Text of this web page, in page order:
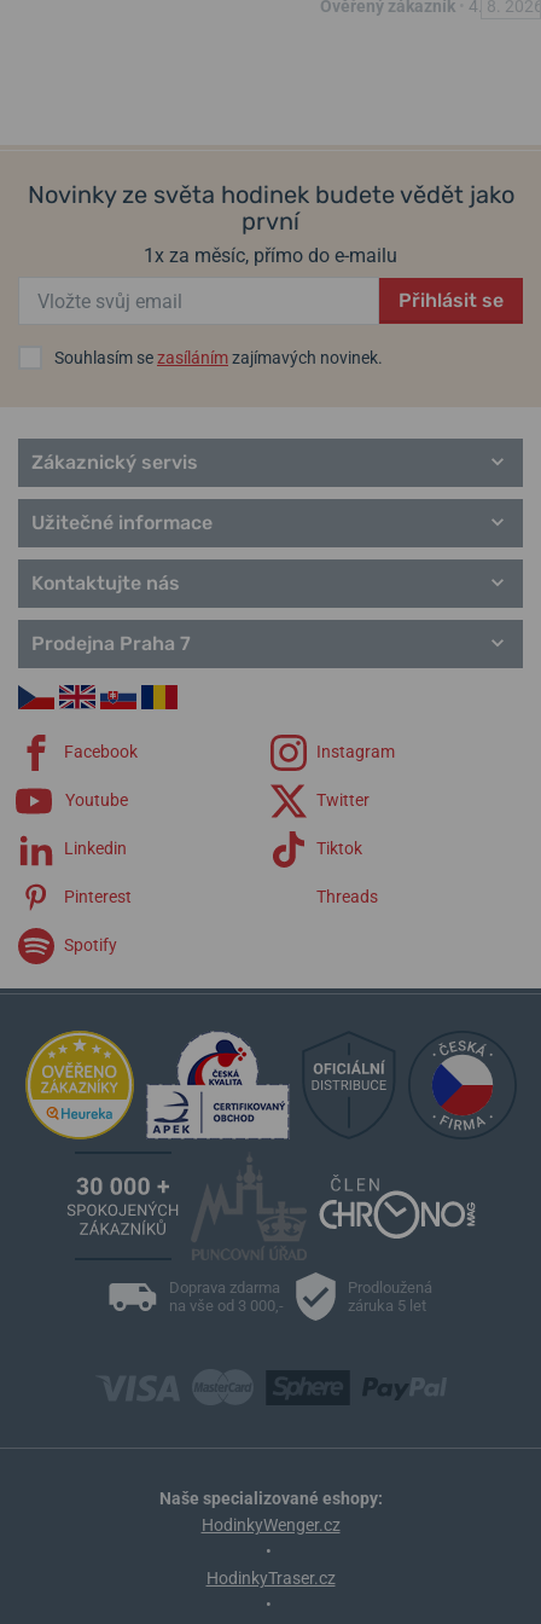
Populární modelové řady Traser
Sport
řemínky Traser
Gunmetal SkyBlue Nato
Ověřený zákazník 4. 8.
Novinky ze světa hodinek budete vědět jako
první
1x za měsíc, přímo do e-mailu
Přihlásit se
Souhlasím sezasílánímzajímavých novinek.
Zákaznický servis
Užitečné informace
Kontaktujte nás
Prodejna Praha 7
Facebook Instagram
Youtube Twitter
Linkedin Tiktok
Pinterest Threads
Spotify
Doprava zdarma
na vše od 3 000,-
Prodloužená
záruka 5 let
Naše specializované eshopy:
HodinkyWenger.cz
•
HodinkyTraser.cz
•